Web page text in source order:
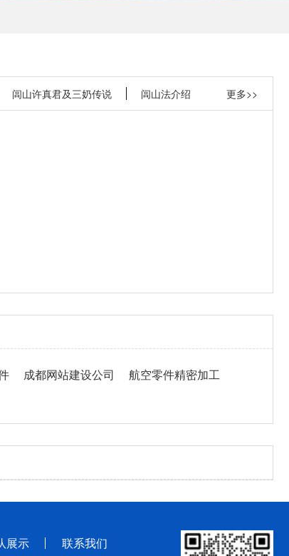
更多>>
闾山许真君及三奶传说 闾山法介绍
成都网站建设公司
航空零件精密加工
展示 联系我们